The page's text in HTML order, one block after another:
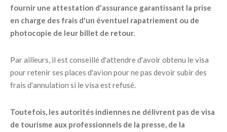
fournir une attestation d'assurance garantissant la prise
en charge des frais d'un éventuel rapatriement ou de
photocopie de leur billet de retour.
Par ailleurs, il est conseillé d'attendre d'avoir obtenu le visa
pour retenir ses places d'avion pour ne pas devoir subir des
frais d'annulation si le visa est refusé.
Toutefois, les autorités indiennes ne délivrent pas de visa
de tourisme aux professionnels de la presse, de la